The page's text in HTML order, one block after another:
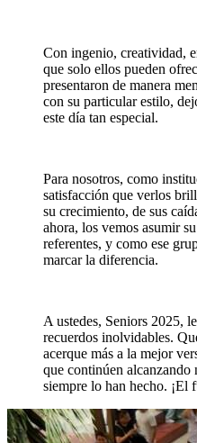
Con ingenio, creatividad,
que solo ellos pueden
presentaron de manera
con su particular estilo,
este día tan especial.
Para nosotros, como
satisfacción que verlos
su crecimiento, de sus
ahora, los vemos asumir
referentes, y como ese
marcar la diferencia.
A ustedes, Seniors 2025,
recuerdos inolvidables.
acerque más a la mejor
que continúen alcanzando
siempre lo han hecho. ¡El